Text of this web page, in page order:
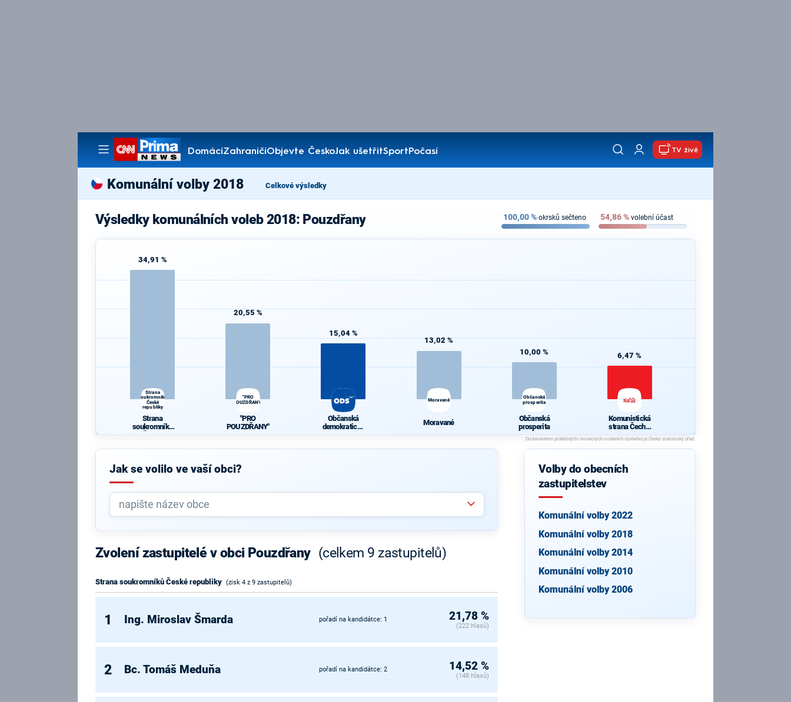
DomácíZahraničíObjevte ČeskoJak ušetřitSportPočasí
Pořady
TV živě
Komunální volby 2018 Celkové výsledky
Výsledky komunálních voleb 2018: Pouzdřany 100,00% okrsků sečteno 54,86% volební účast
34,91 %
Strana
soukromníků
České
republiky
Strana
soukromníků
20,55 %
"PRO
POUZDŘANY"
"PRO
POUZDŘANY"
15,04 %
Občanská
demokratická
13,02 %
Moravané
Moravané
10,00 %
Občanská
prosperita
Občanská
prosperita
6,47 %
Komunistická
strana Čech a
Moravy
Jak se volilo ve vaší obci?
Zvolení zastupitelé v obci Pouzdřany (celkem 9 zastupitelů)
Strana soukromníků České republiky (zisk 4 z 9 zastupitelů)
1 Ing. Miroslav Šmarda pořadí na kandidátce: 1 21,78 %
(222 hlasů)
2 Bc. Tomáš Meduňa pořadí na kandidátce: 2 14,52 %
(148 hlasů)
Volby do obecních
zastupitelstev
Komunální volby 2022
Komunální volby 2018
Komunální volby 2014
Komunální volby 2010
Komunální volby 2006